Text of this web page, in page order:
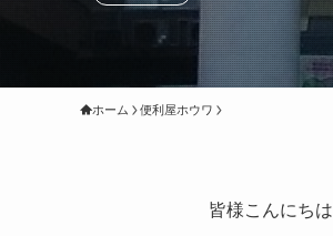
ホーム 便利屋ホウワ
皆様こんにち